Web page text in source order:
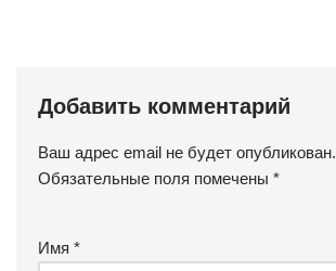
Добавить комментарий
Ваш адрес email не будет опубликован.
Обязательные поля помечены *
Имя *